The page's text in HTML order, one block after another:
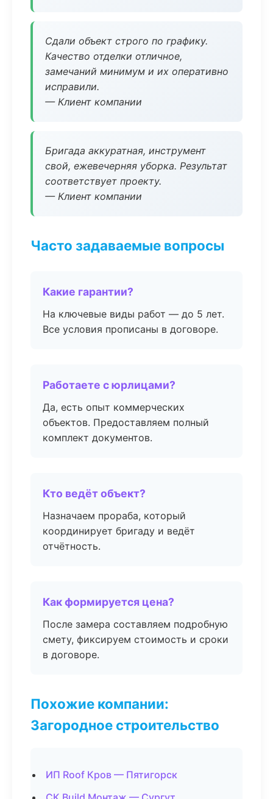
Сдали объект строго по графику.
Качество отделки отличное,
замечаний минимум и их оперативно
исправили.
— Клиент компании
Бригада аккуратная, инструмент
свой, ежевечерняя уборка. Результат
соответствует проекту.
— Клиент компании
Часто задаваемые вопросы
Какие гарантии?
На ключевые виды работ — до 5 лет.
Все условия прописаны в договоре.
Работаете с юрлицами?
Да, есть опыт коммерческих
объектов. Предоставляем полный
комплект документов.
Кто ведёт объект?
Назначаем прораба, который
координирует бригаду и ведёт
отчётность.
Как формируется цена?
После замера составляем подробную
смету, фиксируем стоимость и сроки
в договоре.
Похожие компании:
Загородное строительство
ИП Roof Кров — Пятигорск